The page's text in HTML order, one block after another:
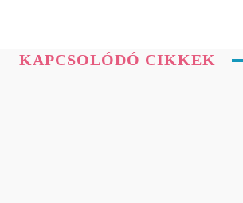
KAPCSOLÓDÓ CIKKEK